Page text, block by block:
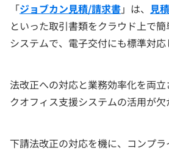
「ジョブカン見積/請求書」は、 見
といった取引書類をクラウド上で
システムで、電子交付にも標準対応
法改正への対応と業務効率化を両
クオフィス支援システムの活用が欠
下請法改正の対応を機に、コンプ